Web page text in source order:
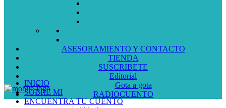
ASESORAMIENTO Y CONTACTO
TIENDA
SUSCRIBETE
Editorial
Gota a gota
RADIOCUENTO
INICIO
SOBRE MI
ENCUENTRA TU CUENTO